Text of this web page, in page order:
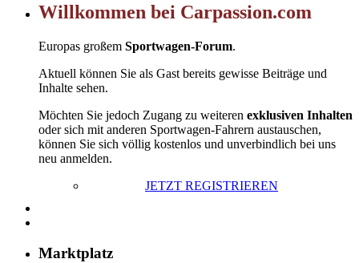
Willkommen bei Carpassion.com
Europas großem Sportwagen-Forum.
Aktuell können Sie als Gast bereits gewisse Beiträge und
Inhalte sehen.
Möchten Sie jedoch Zugang zu weiteren exklusiven Inhalten
oder sich mit anderen Sportwagen-Fahrern austauschen,
können Sie sich völlig kostenlos und unverbindlich bei uns
neu anmelden.
JETZT REGISTRIEREN
Marktplatz